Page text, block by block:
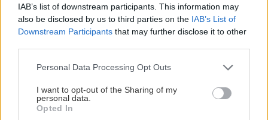
IAB’s list of downstream participants. This information may
also be disclosed by us to third parties on the IAB’s List of
Downstream Participants that may further disclose it to other
Please note that this website/app uses one or more Google
not limited to your visit or usage behaviour. You may click to
grant or deny consent to Google and its third-party tags to
use your data for below specified purposes in below Google
Personal Data Processing Opt Outs
I want to opt-out of the Sharing of my
personal data.
Opted In